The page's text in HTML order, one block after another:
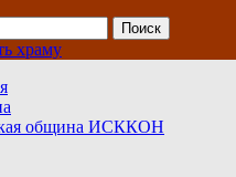
храму
община ИСККОН